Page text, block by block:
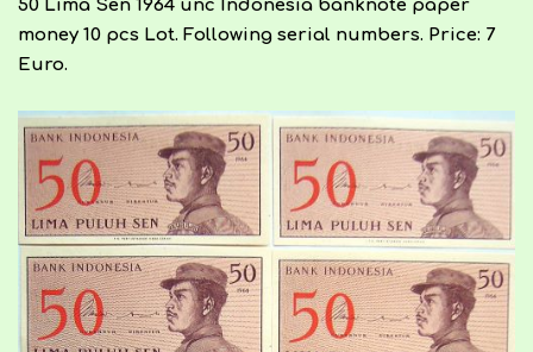
50 Lima Sen 1964 unc Indonesia banknote paper
money 10 pcs Lot. Following serial numbers. Price: 7
Euro.